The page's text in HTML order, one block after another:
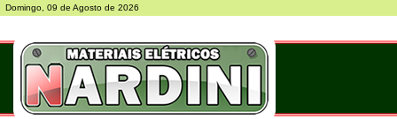
Domingo, 09 de Agosto de 2026